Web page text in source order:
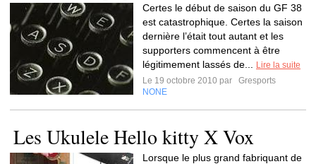
Certes le début de saison du GF 38
est catastrophique. Certes la saison
dernière l’était tout autant et les
supporters commencent à être
légitimement lassés de...
Lire la suite
Le 19 octobre 2010 par
Gresports
NONE
Les Ukulele Hello kitty X Vox
Lorsque le plus grand fabriquant de